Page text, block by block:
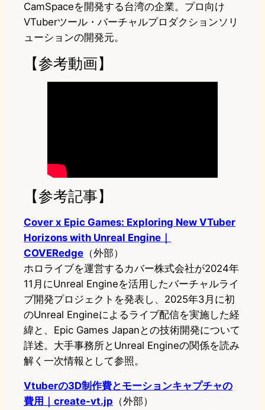
CamSpaceを開発する台湾の企業。プロ向け
VTuberツール・バーチャルプロダクションソリ
ューションの開発元。
【参考動画】
【参考記事】
Cover x Epic Games: Exploring New VTuber
Horizons with Unreal Engine｜
COVERedge （外部）
ホロライブを運営するカバー株式会社が2024年
11月にUnreal Engineを活用したバーチャルライ
ブ開発プロジェクトを発表し、2025年3月に初
のUnreal Engineによるライブ配信を実施した経
緯と、Epic Games Japanとの技術開発について
詳述。大手事務所とUnreal Engineの関係を読み
解く一次情報として参照。
Vtuberの3D制作費とモーションキャプチャの
費用｜create-vt.jp （外部）